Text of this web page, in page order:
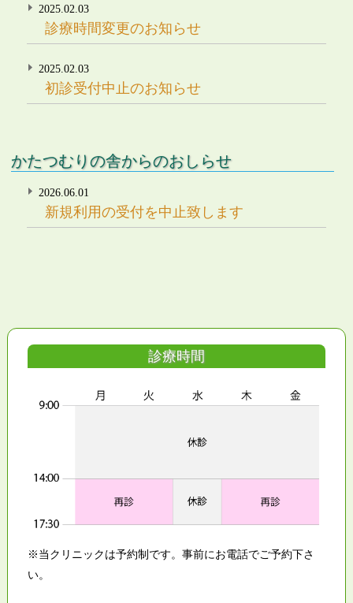
2025.02.03
診療時間変更のお知らせ
2025.02.03
初診受付中止のお知らせ
かたつむりの舎からのおしらせ
2026.06.01
新規利用の受付を中止致します
診療時間
※当クリニックは予約制です。事前にお電話でご予約下さ
い。